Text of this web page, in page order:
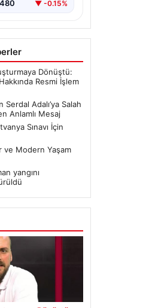
▼ -0.15%
Dönüştü:
Resmi İşlem
Serdal Adalı’ya Salah
Anlamlı Mesaj
Sınavı İçin
Modern Yaşam
yangını